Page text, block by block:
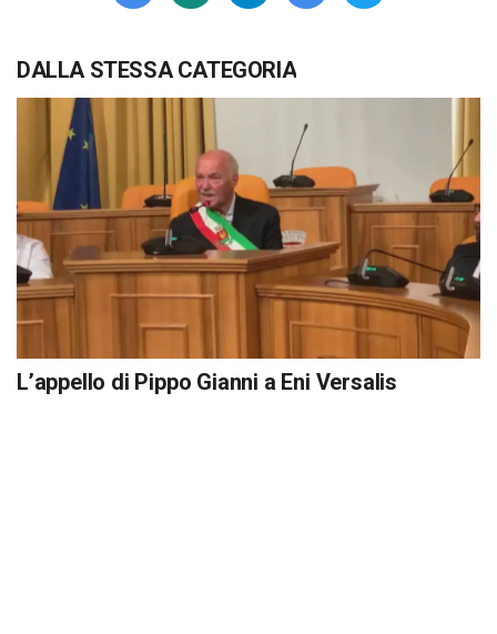
DALLA STESSA CATEGORIA
L’appello di Pippo Gianni a Eni Versalis